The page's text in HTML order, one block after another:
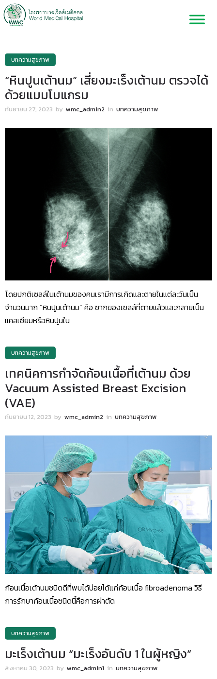
บทความสุขภาพ
“หินปูนเต้านม” เสี่ยงมะเร็งเต้านม ตรวจได้
ด้วยแมมโมแกรม
กันยายน 27, 2023 by wmc_admin2 in บทความสุขภาพ
โดยปกติเซลล์ในเต้านมของคนเรามีการเกิดและตายในแต่ละวันเป็น
จำนวนมาก “หินปูนเต้านม” คือ ซากของเซลล์ที่ตายแล้วและกลายเป็น
แคลเซียมหรือหินปูนใน
บทความสุขภาพ
เทคนิคการกำจัดก้อนเนื้อที่เต้านม ด้วย
Vacuum Assisted Breast Excision
(VAE)
กันยายน 12, 2023 by wmc_admin2 in บทความสุขภาพ
ก้อนเนื้อเต้านมชนิดดีที่พบได้บ่อยได้แก่ก้อนเนื้อ fibroadenoma วิธี
การรักษาก้อนเนื้อชนิดนี้คือการผ่าตัด
บทความสุขภาพ
มะเร็งเต้านม “มะเร็งอันดับ 1 ในผู้หญิง”
สิงหาคม 30, 2023 by wmc_admin1 in บทความสุขภาพ